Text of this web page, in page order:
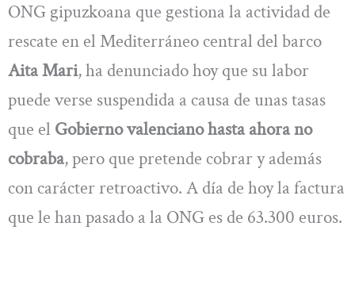
ONG gipuzkoana que gestiona la actividad de
rescate en el Mediterráneo central del barco
Aita Mari, ha denunciado hoy que su labor
puede verse suspendida a causa de unas tasas
que el Gobierno valenciano hasta ahora no
cobraba, pero que pretende cobrar y además
con carácter retroactivo. A día de hoy la factura
que le han pasado a la ONG es de 63.300 euros.